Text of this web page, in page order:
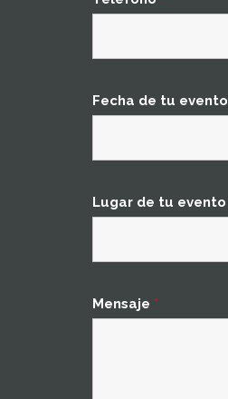
Fecha de tu evento
Lugar de tu evento
Mensaje *